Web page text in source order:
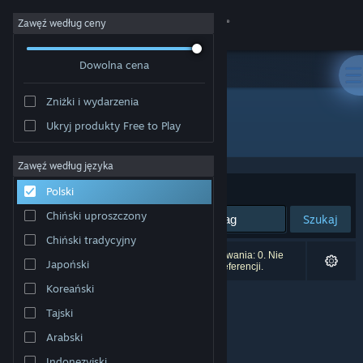
Zaloguj się
Społeczność
Informacje
Wsparcie
Zmień język
Pobierz aplikację mobilną Steam
Wersja przeglądarkowa
Zawęź według ceny
Dowolna cena
Zniżki i wydarzenia
Ukryj produkty Free to Play
Zawęź według języka
Polski
Chiński uproszczony
Chiński tradycyjny
Japoński
Koreański
Tajski
Arabski
Producent: Celeris
Sortuj według:
Szukaj
Liczba wyników pasujących do twojego wyszukiwania: 0. Nie
uwzględniono 2 tytułów na podstawie twoich preferencji.